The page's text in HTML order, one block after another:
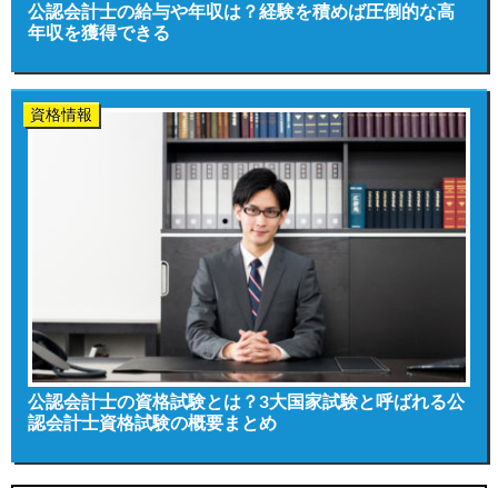
公認会計士の給与や年収は？経験を積めば圧倒的な高
年収を獲得できる
資格情報
公認会計士の資格試験とは？3大国家試験と呼ばれる公
認会計士資格試験の概要まとめ